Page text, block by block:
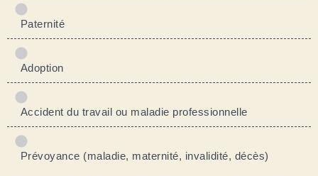
Paternité
Adoption
Accident du travail ou maladie professionnelle
Prévoyance (maladie, maternité, invalidité, décès)